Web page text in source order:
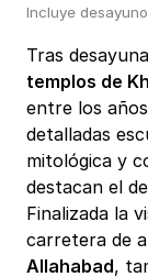
Incluye
Tras
templos de
entre los
detalladas
mitológica y
destacan el de
Finalizada la
carretera de
Allahabad,